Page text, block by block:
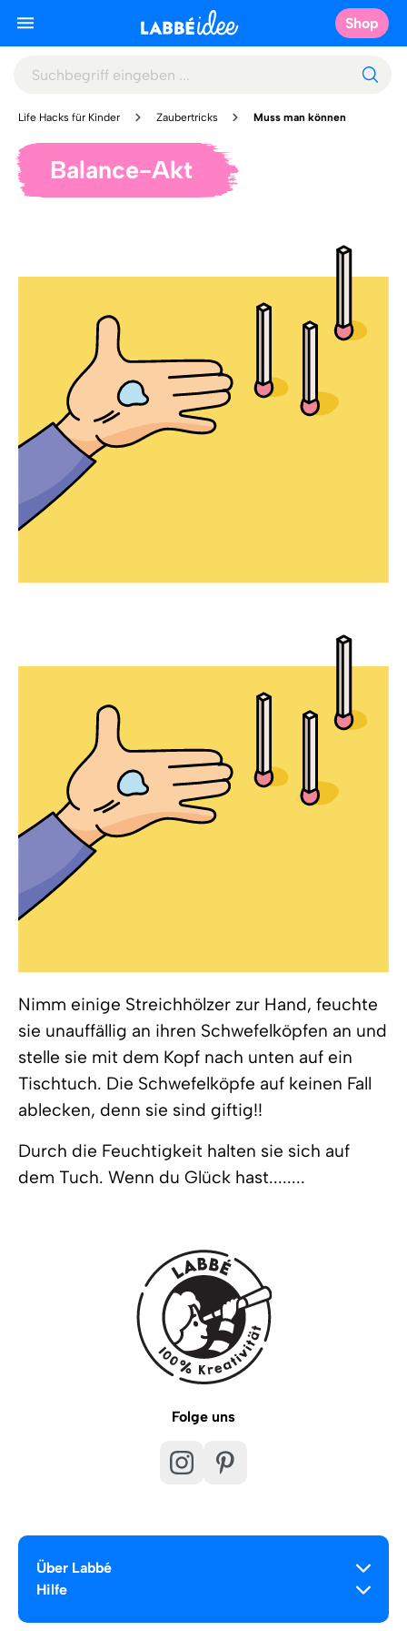
Shop
Life Hacks für Kinder Zaubertricks Muss man können
Balance-Akt
Nimm einige Streichhölzer zur Hand, feuchte
sie unauffällig an ihren Schwefelköpfen an und
stelle sie mit dem Kopf nach unten auf ein
Tischtuch. Die Schwefelköpfe auf keinen Fall
ablecken, denn sie sind giftig!!
Durch die Feuchtigkeit halten sie sich auf
dem Tuch. Wenn du Glück hast........
Folge uns
Über Labbé
Hilfe